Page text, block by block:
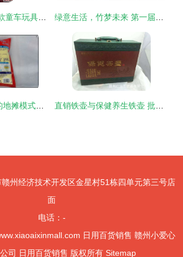
州经济技术开发区金星村51栋四单元第三号店
面
电话：-
日用百货销售 赣州小爱心
司 日用百货销售 版权所有 Sitemap